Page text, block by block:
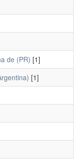
de (PR) [1]
[1]